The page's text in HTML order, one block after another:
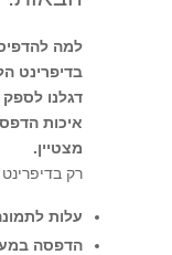
למה
בדיפרינט
דגלנו
איכות
מצטיין.
רק
עלות
הדפסה